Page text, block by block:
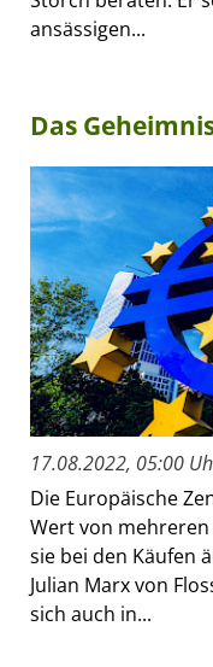
ansässigen...
Das
17.08.2022, 05:00
Die Europäische
Wert von
sie bei den Käufen
Julian Marx von
sich auch in...